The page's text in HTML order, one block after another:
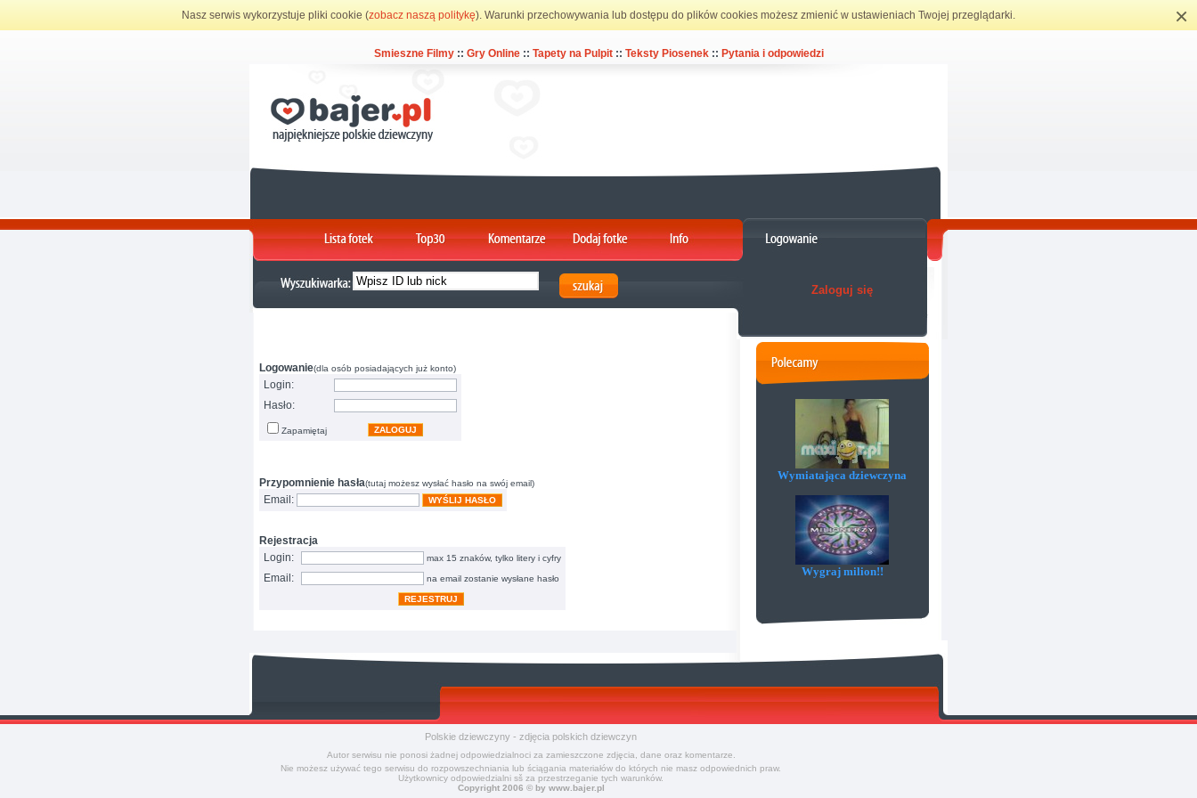
Nasz serwis wykorzystuje pliki cookie (zobacz naszą politykę). Warunki przechowywania lub dostępu do plików cookies możesz zmienić w ustawieniach Twojej przeglądarki. ×
Smieszne Filmy:: Gry Online:: Tapety na Pulpit:: Teksty Piosenek:: Pytania i odpowiedzi
Zaloguj się
Logowanie(dla osób posiadających już konto)
Login:
Hasło:
Zapamiętaj ZALOGUJ
Przypomnienie hasła(tutaj możesz wysłać hasło na swój email)
Email: WYŚLIJ HASŁO
Rejestracja
Login:
max 15 znaków, tylko litery i cyfry
Email: na email zostanie wysłane hasło
REJESTRUJ
Wymiatająca dziewczyna
Wygraj milion!!
Polskie dziewczyny - zdjęcia polskich dziewczyn
Autor serwisu nie ponosi żadnej odpowiedzialnoci za zamieszczone zdjęcia, dane oraz komentarze.
Nie możesz używać tego serwisu do rozpowszechniania lub ściągania materiałów do których nie masz odpowiednich praw.
Użytkownicy odpowiedzialni sš za przestrzeganie tych warunków.
Copyright 2006 © by www.bajer.pl